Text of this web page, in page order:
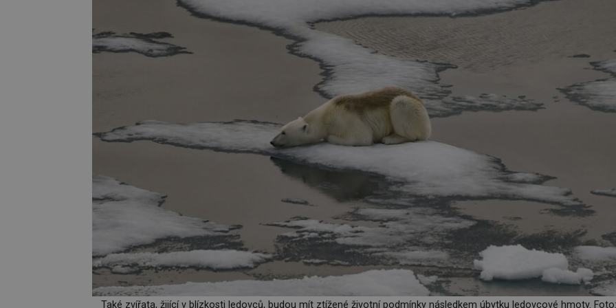
Také zvířata, žijící v blízkosti ledovců, budou mít ztížené životní podmínky následkem úbytku ledovcové hmoty. Foto: